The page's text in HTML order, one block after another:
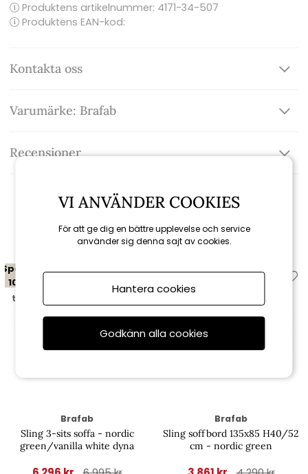
Produktens artikelnummer: 4171-34-507
Produktens EAN-kod:
Kontakta oss
Varumärke: Brafab
Recensioner
Relaterade produkter
Spara
10%
till 16/8
Brafab
Sling 3-sits soffa - nordic
green/vanilla white dyna
10%
Brafab
Sling soffbord 135x85 H40/52
cm - nordic green
VI ANVÄNDER COOKIES
För att ge dig en bättre upplevelse och service
använder sig denna sajt av cookies.
Hantera cookies
Godkänn alla cookies